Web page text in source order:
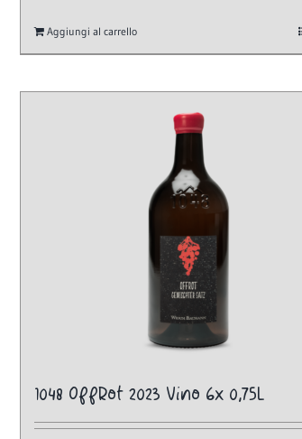
Aggiungi al carrello
1048 OffRot 2023 Vino 6x 0,75L